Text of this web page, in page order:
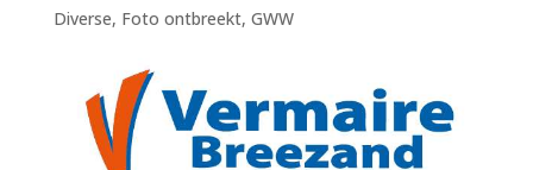
Diverse, Foto ontbreekt, GWW